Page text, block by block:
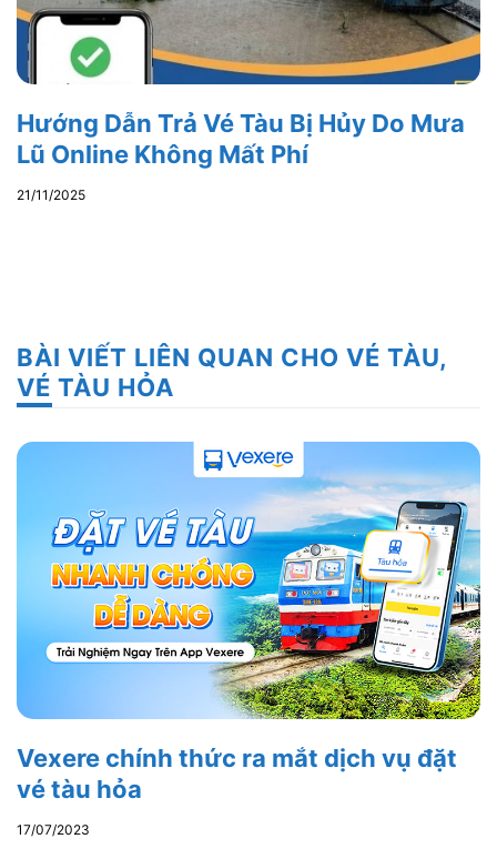
Hướng Dẫn Trả Vé Tàu Bị Hủy Do Mưa
Lũ Online Không Mất Phí
21/11/2025
BÀI VIẾT LIÊN QUAN CHO VÉ TÀU,
VÉ TÀU HỎA
Vexere chính thức ra mắt dịch vụ đặt
vé tàu hỏa
17/07/2023